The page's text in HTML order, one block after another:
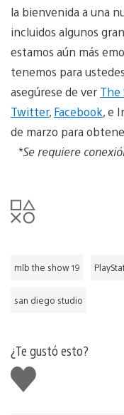
la bienvenida a una
incluidos algunos
estamos aún más
tenemos para
asegúrese de ver The
Twitter, Facebook, e
de marzo para
*Se requiere
mlb the show 19
san diego studio
¿Te gustó esto?
Me
gusta